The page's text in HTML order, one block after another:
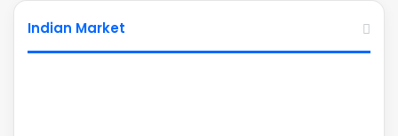
Indian Market